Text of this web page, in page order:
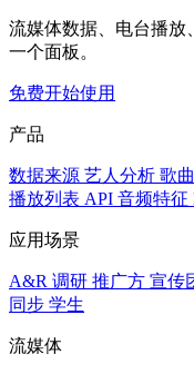
流媒体数据、电台播
一个面板。
免费开始使用
产品
数据来源 艺人分析 歌
播放列表 API 音频特征
应用场景
A&R 调研 推广方 宣传
同步 学生
流媒体